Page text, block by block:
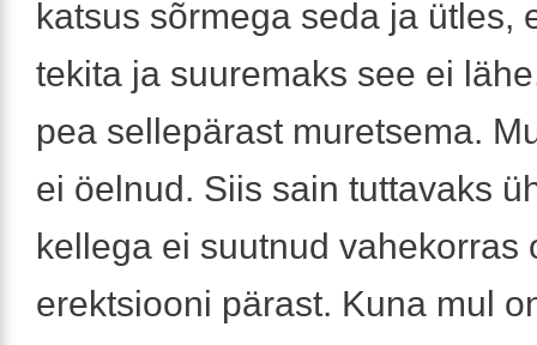
katsus sõrmega seda ja ütles,
tekita ja suuremaks see ei
pea sellepärast muretsema.
ei öelnud. Siis sain tuttavaks
kellega ei suutnud vahekorras
erektsiooni pärast. Kuna mul